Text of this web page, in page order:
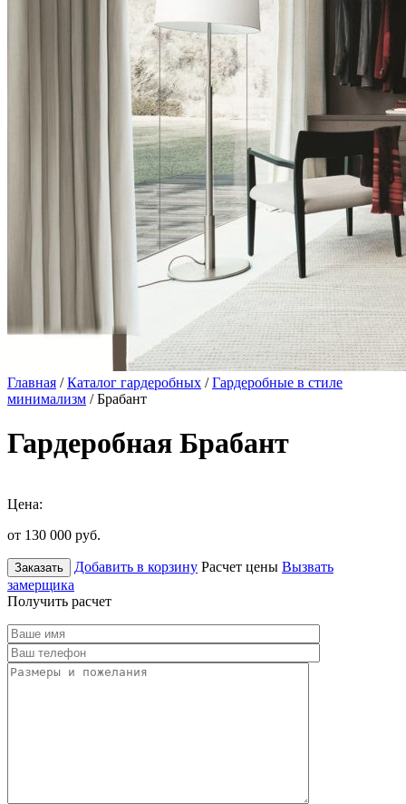
Главная /Каталог гардеробных /Гардеробные в стиле
минимализм / Брабант
Гардеробная Брабант
Цена:
от 130 000 руб.
Заказать Добавить в корзину Расчет цены Вызвать
замерщика
Получить расчет